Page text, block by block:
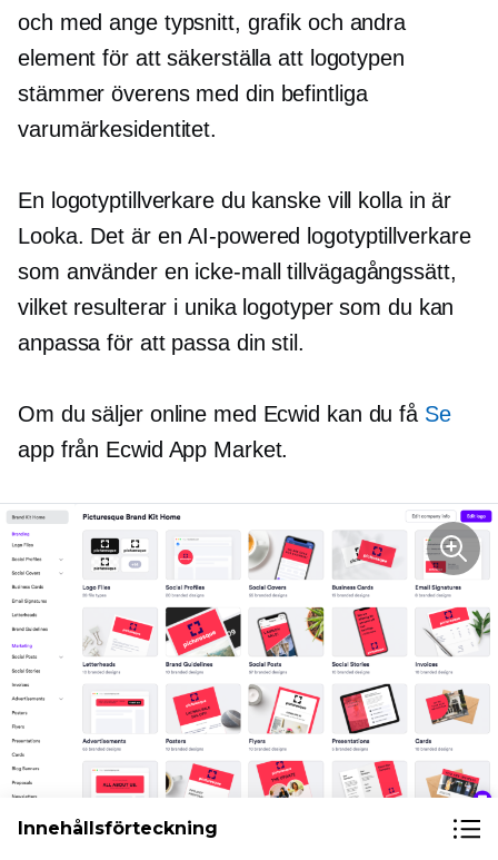
och med ange typsnitt, grafik och andra
element för att säkerställa att logotypen
stämmer överens med din befintliga
varumärkesidentitet.
En logotyptillverkare du kanske vill kolla in är
Looka. Det är enAI-powered logotyptillverkare
som använder en icke-malltillvägagångssätt,
vilket resulterar i unika logotyper som du kan
anpassa för att passa din stil.
Om du säljer online med Ecwid kan du få Se
app från Ecwid App Market.
Innehållsförteckning